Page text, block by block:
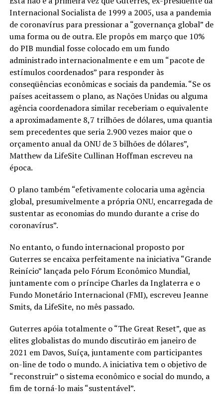
Internacional Socialista de 1999 a 2005, usa a pandemia
de coronavírus para pressionar a “governança global” de
uma forma ou de outra. Ele propôs em março que 10%
do PIB mundial fosse colocado em um fundo
administrado internacionalmente e em um “pacote de
estímulos coordenados” para responder às
conseqüências econômicas e sociais da pandemia. “Se os
países aceitassem o plano, as Nações Unidas ou alguma
agência coordenadora similar receberiam o equivalente
a aproximadamente 8,7 trilhões de dólares, uma quantia
sem precedentes que seria 2.900 vezes maior que o
orçamento anual da ONU de 3 bilhões de dólares”,
Matthew da LifeSite Cullinan Hoffman escreveu na
época.
O plano também “efetivamente colocaria uma agência
global, presumivelmente a própria ONU, encarregada de
sustentar as economias do mundo durante a crise do
coronavírus”.
No entanto, o fundo internacional proposto por
Guterres se encaixa perfeitamente na iniciativa “Grande
Reinício” lançada pelo Fórum Econômico Mundial,
juntamente com o príncipe Charles da Inglaterra e o
Fundo Monetário Internacional (FMI), escreveu Jeanne
Smits, da LifeSite, no mês passado.
Guterres apóia totalmente o “The Great Reset”, que as
elites globalistas do mundo discutirão em janeiro de
2021 em Davos, Suíça, juntamente com participantes
on-line de todo o mundo. A iniciativa tem o objetivo de
“reconstruir” o sistema econômico e social do mundo, a
fim de torná-lo mais “sustentável”.